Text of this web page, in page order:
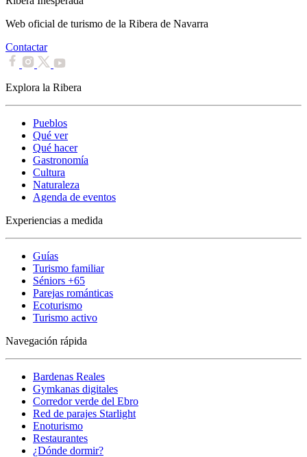
Web oficial de turismo de la Ribera de Navarra
Contactar
Explora la Ribera
Pueblos
Qué ver
Qué hacer
Gastronomía
Cultura
Naturaleza
Agenda de eventos
Experiencias a medida
Guías
Turismo familiar
Séniors +65
Parejas románticas
Ecoturismo
Turismo activo
Navegación rápida
Bardenas Reales
Gymkanas digitales
Corredor verde del Ebro
Red de parajes Starlight
Enoturismo
Restaurantes
¿Dónde dormir?